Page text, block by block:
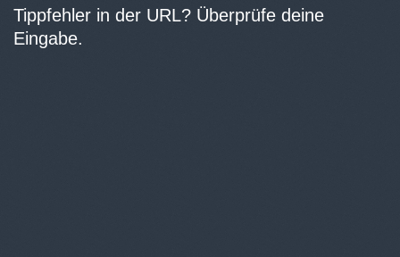
Tippfehler in der URL? Überprüfe deine
Eingabe.